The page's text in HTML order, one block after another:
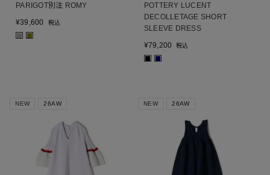
PARIGOT別注 ROMY
¥39,600 税込
■ ■
POTTERY LUCENT
DECOLLETAGE SHORT
SLEEVE DRESS
¥79,200 税込
■ ■
NEW 26AW NEW 26AW